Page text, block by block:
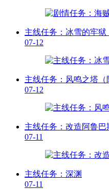
主线任务：冰雪的牢狱
07-12
主线任务：风鸣之塔（
07-12
主线任务：改造阿鲁巴
07-11
主线任务：深渊
07-11